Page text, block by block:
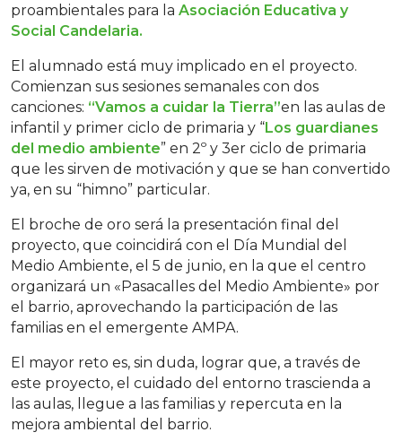
proambientales para la Asociación Educativa y
Social Candelaria.
El alumnado está muy implicado en el proyecto.
Comienzan sus sesiones semanales con dos
canciones: “Vamos a cuidar la Tierra”en las aulas de
infantil y primer ciclo de primaria y “Los guardianes
del medio ambiente” en 2º y 3er ciclo de primaria
que les sirven de motivación y que se han convertido
ya, en su “himno” particular.
El broche de oro será la presentación final del
proyecto, que coincidirá con el Día Mundial del
Medio Ambiente, el 5 de junio, en la que el centro
organizará un «Pasacalles del Medio Ambiente» por
el barrio, aprovechando la participación de las
familias en el emergente AMPA.
El mayor reto es, sin duda, lograr que, a través de
este proyecto, el cuidado del entorno trascienda a
las aulas, llegue a las familias y repercuta en la
mejora ambiental del barrio.